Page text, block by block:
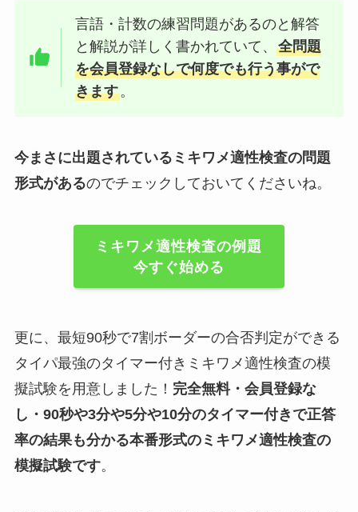
言語・計数の練習問題があるのと解答
と解説が詳しく書かれていて、全問題
を会員登録なしで何度でも行う事がで
きます。
今まさに出題されているミキワメ適性検査の問題
形式があるのでチェックしておいてくださいね。
ミキワメ適性検査の例題
今すぐ始める
更に、最短90秒で7割ボーダーの合否判定ができる
タイパ最強のタイマー付きミキワメ適性検査の模
擬試験を用意しました！ 完全無料・会員登録な
し・90秒や3分や5分や10分のタイマー付きで正答
率の結果も分かる本番形式のミキワメ適性検査の
模擬試験です。